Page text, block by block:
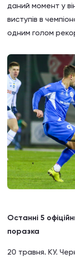
даний момент у
виступів в
одним голом
Останні 5
поразка
20 травня. КУ.